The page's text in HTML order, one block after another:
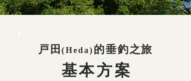
戸田(Heda) 的垂釣之旅
基本方案